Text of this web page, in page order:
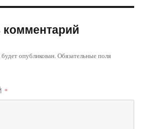
опубликован.Обязательные поля
*